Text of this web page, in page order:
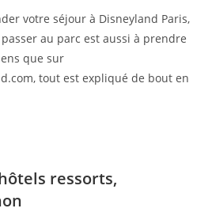
votre séjour à Disneyland Paris,
au parc est aussi à prendre
que sur
tout est expliqué de bout en
ressorts,